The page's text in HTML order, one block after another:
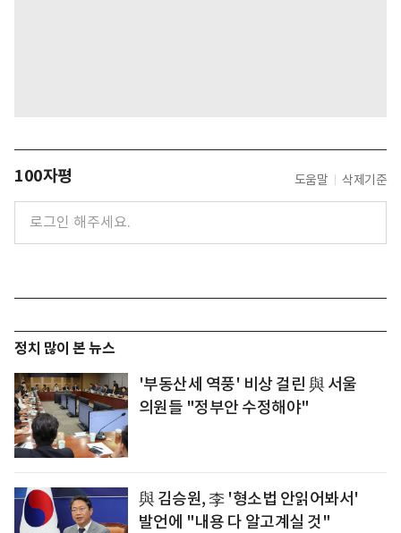
100자평 도움말 삭제기준
정치 많이 본 뉴스
'부동산세 역풍' 비상 걸린 與 서울
의원들 "정부안 수정해야"
與 김승원, 李 '형소법 안읽어봐서'
발언에 "내용 다 알고계실 것"